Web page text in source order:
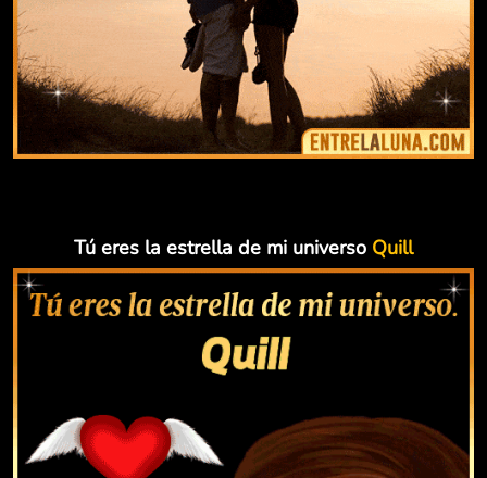
Tú eres la estrella de mi universo Quill